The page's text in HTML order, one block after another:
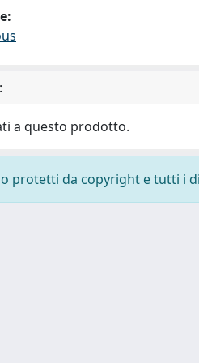
a questo prodotto.
protetti da copyright e tutti i